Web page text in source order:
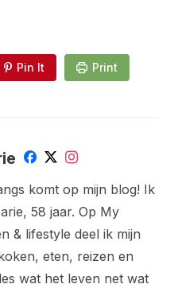
Pin It Print
komt op mijn blog! Ik
58 jaar. Op My
& lifestyle deel ik mijn
eten, reizen en
wat het leven net wat